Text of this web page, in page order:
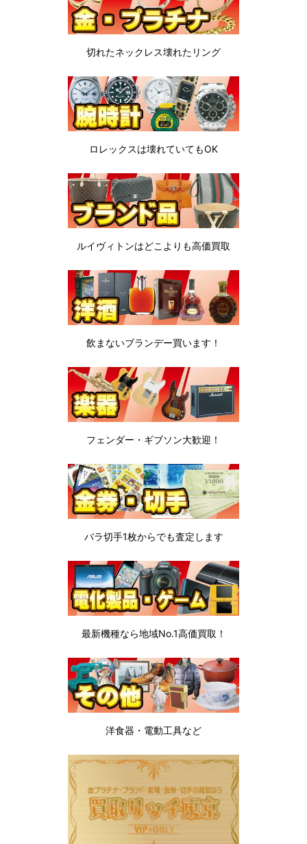
切れたネックレス壊れたリング
ロレックスは壊れていてもOK
ルイヴィトンはどこよりも高価買取
飲まないブランデー買います！
フェンダー・ギブソン大歓迎！
バラ切手1枚からでも査定します
最新機種なら地域No.1高価買取！
洋食器・電動工具など